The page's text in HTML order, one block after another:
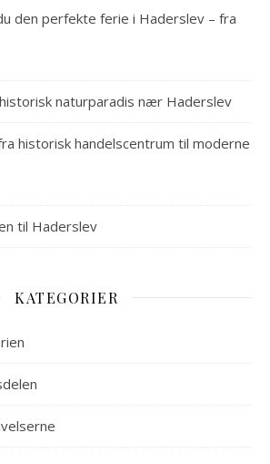
den perfekte ferie i Haderslev – fra
naturparadis nær Haderslev
historisk handelscentrum til moderne
til Haderslev
KATEGORIER